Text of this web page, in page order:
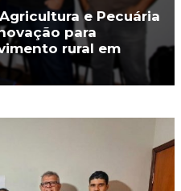
e Pecuária
para
rural em